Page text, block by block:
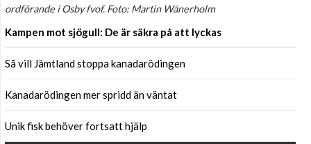
ordförande i Osby fvof. Foto: Martin Wänerholm
Kampen mot sjögull: De är säkra på att lyckas
Så vill Jämtland stoppa kanadarödingen
Kanadarödingen mer spridd än väntat
Unik fisk behöver fortsatt hjälp